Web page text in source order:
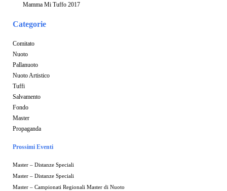
Mamma Mi Tuffo 2017
Categorie
Comitato
Nuoto
Pallanuoto
Nuoto Artistico
Tuffi
Salvamento
Fondo
Master
Propaganda
Prossimi Eventi
Master – Distanze Speciali
Master – Distanze Speciali
Master – Campionati Regionali Master di Nuoto